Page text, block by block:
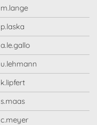
m.lange
p.laska
a.le.gallo
u.lehmann
k.lipfert
s.maas
c.meyer